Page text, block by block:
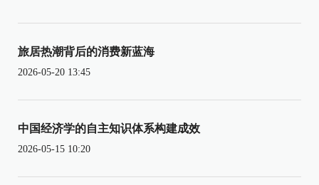
旅居热潮背后的消费新蓝海
2026-05-20 13:45
中国经济学的自主知识体系构建成效
2026-05-15 10:20